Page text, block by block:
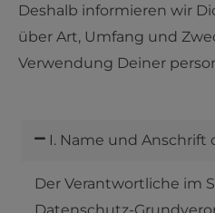
Deshalb informieren wir
über Art, Umfang und
Verwendung Deiner
I. Name und Anschrift
Der Verantwortliche im